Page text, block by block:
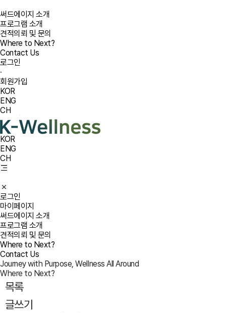
써드에이지 소개
프로그램 소개
견적의뢰 및 문의
Where to Next?
Contact Us
로그인
·
회원가입
KOR
ENG
CH
KOR
ENG
CH
로그인
마이페이지
써드에이지 소개
프로그램 소개
견적의뢰 및 문의
Where to Next?
Contact Us
Journey with Purpose, Wellness All Around
Where to Next?
목록
글쓰기